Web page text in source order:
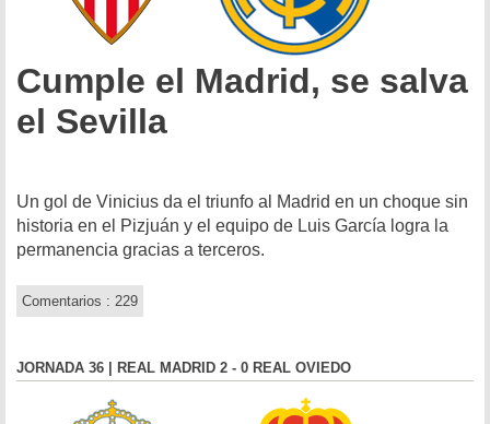
Cumple el Madrid, se salva
el Sevilla
Un gol de Vinicius da el triunfo al Madrid en un choque sin
historia en el Pizjuán y el equipo de Luis García logra la
permanencia gracias a terceros.
Comentarios : 229
JORNADA 36 | REAL MADRID 2 - 0 REAL OVIEDO